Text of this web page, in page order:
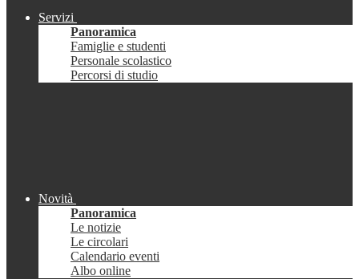
Servizi
Panoramica
Famiglie e studenti
Personale scolastico
Percorsi di studio
Novità
Panoramica
Le notizie
Le circolari
Calendario eventi
Albo online